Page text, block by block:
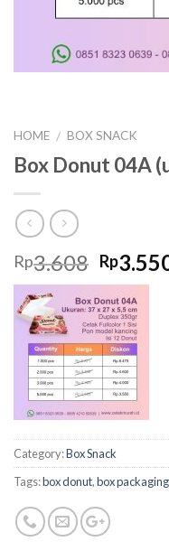
HOME / BOX SNACK
Box Donut 04A
Rp3.608
price
was:
Rp
Category:Box Snack
Tags:box donut,box packaging